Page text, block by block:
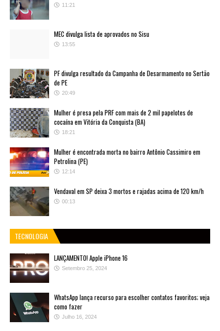
11:21
MEC divulga lista de aprovados no Sisu
13:55
PF divulga resultado da Campanha de Desarmamento no Sertão
de PE
20:49
Mulher é presa pela PRF com mais de 2 mil papelotes de
cocaína em Vitória da Conquista (BA)
18:21
Mulher é encontrada morta no bairro Antônio Cassimiro em
Petrolina (PE)
12:14
Vendaval em SP deixa 3 mortos e rajadas acima de 120 km/h
00:13
TECNOLOGIA
LANÇAMENTO! Apple iPhone 16
Setembro 25, 2024
WhatsApp lança recurso para escolher contatos favoritos; veja
como fazer
Julho 16, 2024